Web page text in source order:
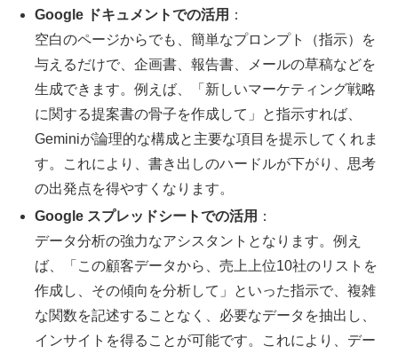
Google ドキュメントでの活用 ：
空白のページからでも、簡単なプロンプト（指示）を
与えるだけで、企画書、報告書、メールの草稿などを
生成できます。例えば、「新しいマーケティング戦略
に関する提案書の骨子を作成して」と指示すれば、
Geminiが論理的な構成と主要な項目を提示してくれま
す。これにより、書き出しのハードルが下がり、思考
の出発点を得やすくなります。
Google スプレッドシートでの活用 ：
データ分析の強力なアシスタントとなります。例え
ば、「この顧客データから、売上上位10社のリストを
作成し、その傾向を分析して」といった指示で、複雑
な関数を記述することなく、必要なデータを抽出し、
インサイトを得ることが可能です。これにより、デー